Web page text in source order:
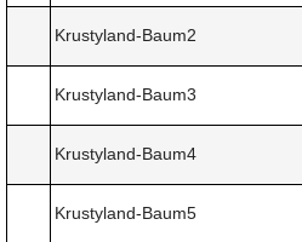
Krustyland-Baum2
Krustyland-Baum3
Krustyland-Baum4
Krustyland-Baum5